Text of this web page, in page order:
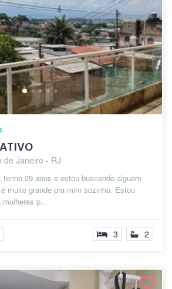
de Janeiro - RJ
29 anos e estou buscando alguem
muito grande pra mim sozinho. Estou
mulheres p...
3 2